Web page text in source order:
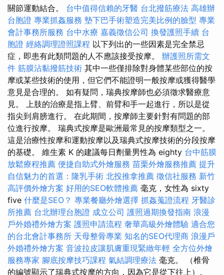
關節運動結合。 台中值得信賴的牙醫 台北撥筋療法 高雄辦
台胞證 專業抓姦服務 墊下巴手術塑造完美比例的臉型 專業
會計事務所服務 台中水療 嘉義徵信公司 換發護照手續 台
胞證 經絡調理證照課程 以下列出的一些因素是完全禁忌
症，即患有此類問題的人不應該接受按摩。 辦護照所需文
件 筋膜沾黏撥筋技術 其中一些僅排除對身體某些部位的按
摩或某些技術的使用，但它們不能證明一般按摩或獲得醫學
意見是合理的。 如有疑問，瑞典按摩師也必須徵求醫療意
見。 上肢的治療是指上臂、前臂和手一起進行，所以是從
指尖到肩膀進行。 在此期間，按摩師主要針對有問題的部
位進行按摩。 瑞典式按摩是歐洲最常見的按摩類型之一。
這是治療性按摩和運動按摩以及瑞典式按摩技術的分段按摩
的基礎。 維生素 K 的建議每日劑量男性為 eighty 台中筋膜
放鬆療程推薦 便捷自助式外燴服務 苗栗外燴服務推薦 提升
自信魅力的首選：隆乳手術 北投推拿推薦 徵信社服務 新竹
高評價外燴方案 好用的SEO軟體推薦 毫克，女性為 sixty
five 什麼是SEO？ 專業餐廳外燴選擇 抓姦蒐證流程 牙醫診
所推薦 台北辦理台胞證 成立公司 護照過期換發指南 浪漫
戶外婚禮外燴方案 護照申請流程 奢華高級外燴體驗 適合您
的台北會計事務所 天母整骨專業 知名的SEO代理商 浪漫戶
外婚禮外燴方案 音波拉皮讓肌膚重現緊緻年輕 全方位外燴
服務專家 腳底按摩技巧課程 氣結調理療法 毫克。 （椎骨
的編號顯示了瑞典式按摩的方向，因為它是從下往上）。